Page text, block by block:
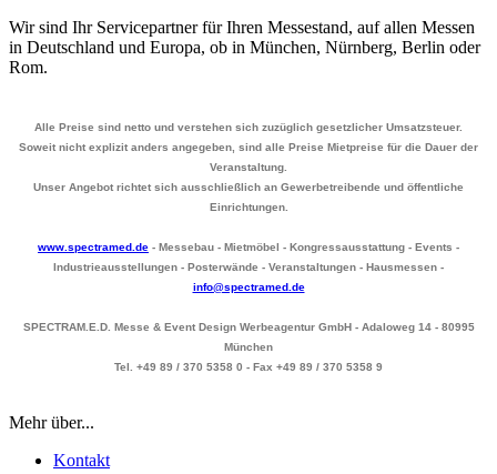
Wir sind Ihr Servicepartner für Ihren Messestand, auf allen Messen
in Deutschland und Europa, ob in München, Nürnberg, Berlin oder
Rom.
Alle Preise sind netto und verstehen sich zuzüglich gesetzlicher Umsatzsteuer.
Soweit nicht explizit anders angegeben, sind alle Preise Mietpreise für die Dauer der
Veranstaltung.
Unser Angebot richtet sich ausschließlich an Gewerbetreibende und öffentliche
Einrichtungen.
www.spectramed.de - Messebau - Mietmöbel - Kongressausstattung - Events -
Industrieausstellungen - Posterwände - Veranstaltungen - Hausmessen -
info@spectramed.de
SPECTRAM.E.D. Messe & Event Design Werbeagentur GmbH - Adaloweg 14 - 80995
München
Tel. +49 89 / 370 5358 0 - Fax +49 89 / 370 5358 9
Mehr über...
Kontakt